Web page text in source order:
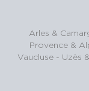
Arles &
Provence &
Vaucluse - Uzès